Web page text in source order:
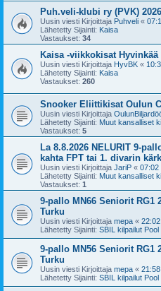
Puh.veli-klubi ry (PVK)
Uusin viesti Kirjoittaja Puhveli «
Lähetetty Sijainti: Kaisa
Vastaukset: 34
Kaisa -viikkokisat Hyvinkää
Uusin viesti Kirjoittaja HyvBK «
Lähetetty Sijainti: Kaisa
Vastaukset: 260
Snooker Eliittikisat Oulun
Uusin viesti Kirjoittaja
Lähetetty Sijainti: Muut kansalliset
Vastaukset: 5
La 8.8.2026 NELURIT 9-
kahta FPT tai 1. divarin
Uusin viesti Kirjoittaja JariP « 07:02
Lähetetty Sijainti: Muut kansalliset
Vastaukset: 1
9-pallo MN66 Seniorit RG1
Turku
Uusin viesti Kirjoittaja mepa «
Lähetetty Sijainti: SBIL kilpailut Pool
9-pallo MN56 Seniorit RG1
Turku
Uusin viesti Kirjoittaja mepa «
Lähetetty Sijainti: SBIL kilpailut Pool